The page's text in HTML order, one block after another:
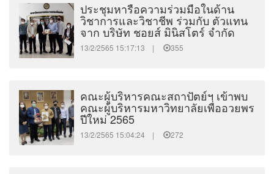
ประชุมหารือความร่วมมือในด้าน
วิชาการและวิชาชีพ ร่วมกับ ตัวแทน
จาก บริษัท ชอยส์ มินิสโตร์ จำกัด
13/2/2565 15:17:13 | 355
คณะผู้บริหารคณะสถาปัตย์ฯ เข้าพบ
คณะผู้บริหารมหาวิทยาลัยเพื่ออวยพร
ปีใหม่ 2565
13/2/2565 15:04:24 | 272